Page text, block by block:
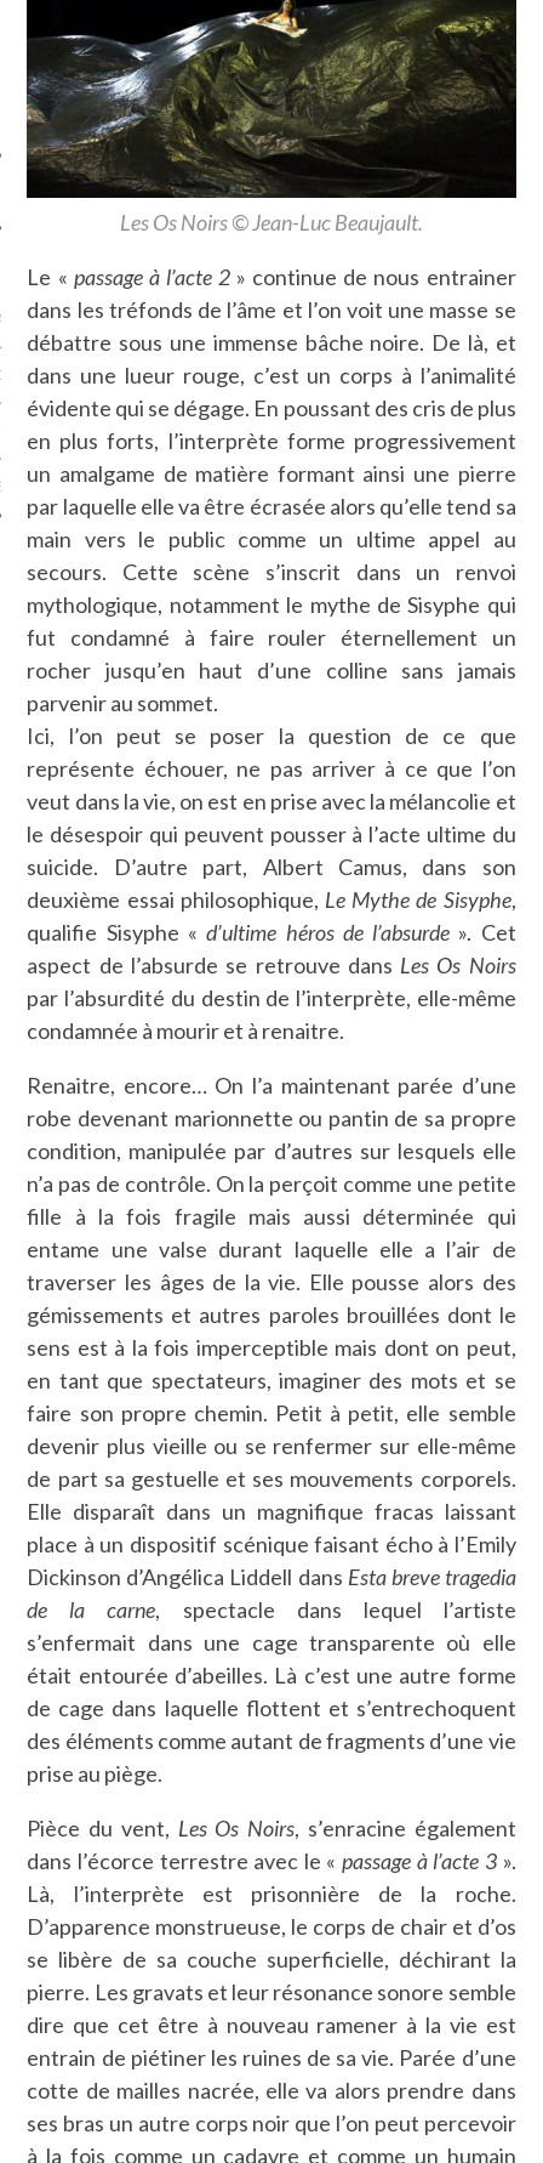
CARAVELLE
CARAVELLE
PODCAST
Les Os Noirs © Jean-Luc Beaujault.
Le « passage à l’acte 2 » continue de nous entrainer
dans les tréfonds de l’âme et l’on voit une masse se
débattre sous une immense bâche noire. De là, et
dans une lueur rouge, c’est un corps à l’animalité
évidente qui se dégage. En poussant des cris de plus
en plus forts, l’interprète forme progressivement
un amalgame de matière formant ainsi une pierre
par laquelle elle va être écrasée alors qu’elle tend sa
main vers le public comme un ultime appel au
secours. Cette scène s’inscrit dans un renvoi
mythologique, notamment le mythe de Sisyphe qui
fut condamné à faire rouler éternellement un
rocher jusqu’en haut d’une colline sans jamais
parvenir au sommet.
Ici, l’on peut se poser la question de ce que
représente échouer, ne pas arriver à ce que l’on
veut dans la vie, on est en prise avec la mélancolie et
le désespoir qui peuvent pousser à l’acte ultime du
suicide. D’autre part, Albert Camus, dans son
deuxième essai philosophique, Le Mythe de Sisyphe,
qualifie Sisyphe «d’ultime héros de l’absurde ». Cet
aspect de l’absurde se retrouve dans Les Os Noirs
par l’absurdité du destin de l’interprète, elle-même
condamnée à mourir et à renaitre.
Renaitre, encore… On l’a maintenant parée d’une
robe devenant marionnette ou pantin de sa propre
condition, manipulée par d’autres sur lesquels elle
n’a pas de contrôle. On la perçoit comme une petite
fille à la fois fragile mais aussi déterminée qui
entame une valse durant laquelle elle a l’air de
traverser les âges de la vie. Elle pousse alors des
gémissements et autres paroles brouillées dont le
sens est à la fois imperceptible mais dont on peut,
en tant que spectateurs, imaginer des mots et se
faire son propre chemin. Petit à petit, elle semble
devenir plus vieille ou se renfermer sur elle-même
de part sa gestuelle et ses mouvements corporels.
Elle disparaît dans un magnifique fracas laissant
place à un dispositif scénique faisant écho à l’Emily
Dickinson d’Angélica Liddell dans Esta breve tragedia
de la carne, spectacle dans lequel l’artiste
s’enfermait dans une cage transparente où elle
était entourée d’abeilles. Là c’est une autre forme
de cage dans laquelle flottent et s’entrechoquent
des éléments comme autant de fragments d’une vie
prise au piège.
Pièce du vent, Les Os Noirs, s’enracine également
dans l’écorce terrestre avec le «passage à l’acte 3».
Là, l’interprète est prisonnière de la roche.
D’apparence monstrueuse, le corps de chair et d’os
se libère de sa couche superficielle, déchirant la
pierre. Les gravats et leur résonance sonore semble
dire que cet être à nouveau ramener à la vie est
entrain de piétiner les ruines de sa vie. Parée d’une
cotte de mailles nacrée, elle va alors prendre dans
ses bras un autre corps noir que l’on peut percevoir
à la fois comme un cadavre et comme un humain